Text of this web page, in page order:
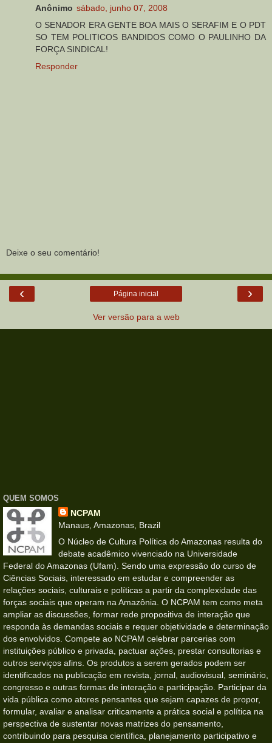
Anônimo sábado, junho 07, 2008
O SENADOR ERA GENTE BOA MAIS O SERAFIM E O PDT
SO TEM POLITICOS BANDIDOS COMO O PAULINHO DA
FORÇA SINDICAL!
Responder
Deixe o seu comentário!
‹ ›
Página inicial
Ver versão para a web
QUEM SOMOS
NCPAM
Manaus, Amazonas, Brazil
O Núcleo de Cultura Política do Amazonas resulta do
debate acadêmico vivenciado na Universidade
Federal do Amazonas (Ufam). Sendo uma expressão do curso de
Ciências Sociais, interessado em estudar e compreender as
relações sociais, culturais e políticas a partir da complexidade das
forças sociais que operam na Amazônia. O NCPAM tem como meta
ampliar as discussões, formar rede propositiva de interação que
responda às demandas sociais e requer objetividade e determinação
dos envolvidos. Compete ao NCPAM celebrar parcerias com
instituições público e privada, pactuar ações, prestar consultorias e
outros serviços afins. Os produtos a serem gerados podem ser
identificados na publicação em revista, jornal, audiovisual, seminário,
congresso e outras formas de interação e participação. Participar da
vida pública como atores pensantes que sejam capazes de propor,
formular, avaliar e analisar criticamente a prática social e política na
perspectiva de sustentar novas matrizes do pensamento,
contribuindo para pesquisa científica, planejamento participativo e